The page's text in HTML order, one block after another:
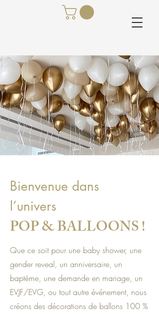
Bienvenue dans
l’univers
POP & BALLOONS !
Que ce soit pour une baby shower, une
gender reveal, un anniversaire, un
baptême, une demande en mariage, un
EVJF/EVG, ou tout autre événement, nous
créons des décorations de ballons 100 %